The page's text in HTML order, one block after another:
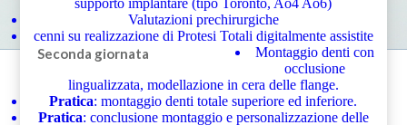
supporto implantare (tipo Toronto, Ao4 Ao6)
Valutazioni prechirurgiche
cenni su realizzazione di Protesi Totali digitalmente assistite
Seconda giornata
Montaggio denti con
occlusione
lingualizzata, modellazione in cera delle flange.
Pratica: montaggio denti totale superiore ed inferiore.
Pratica: conclusione montaggio e personalizzazione delle